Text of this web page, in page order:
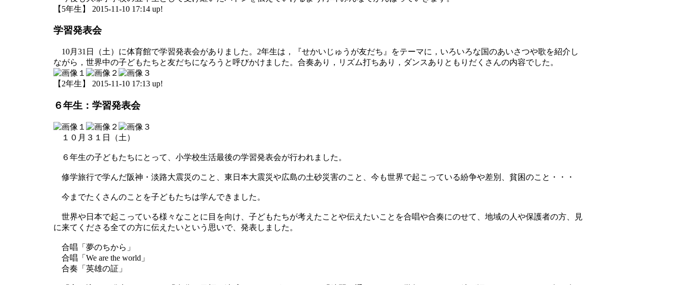
【5年生】 2015-11-10 17:14 up!
学習発表会
10月31日（土）に体育館で学習発表会がありました。2年生は，『せかいじゅうが友だち』をテーマに，いろいろな国のあいさつや歌を紹介し
ながら，世界中の子どもたちと友だちになろうと呼びかけました。合奏あり，リズム打ちあり，ダンスありともりだくさんの内容でした。
【2年生】 2015-11-10 17:13 up!
６年生：学習発表会
１０月３１日（土）
６年生の子どもたちにとって、小学校生活最後の学習発表会が行われました。
修学旅行で学んだ阪神・淡路大震災のこと、東日本大震災や広島の土砂災害のこと、今も世界で起こっている紛争や差別、貧困のこと・・・
今までたくさんのことを子どもたちは学んできました。
世界や日本で起こっている様々なことに目を向け、子どもたちが考えたことや伝えたいことを合唱や合奏にのせて、地域の人や保護者の方、見
に来てくださる全ての方に伝えたいという思いで、発表しました。
合唱「夢のちから」
合唱「We are the world」
合奏「英雄の証」